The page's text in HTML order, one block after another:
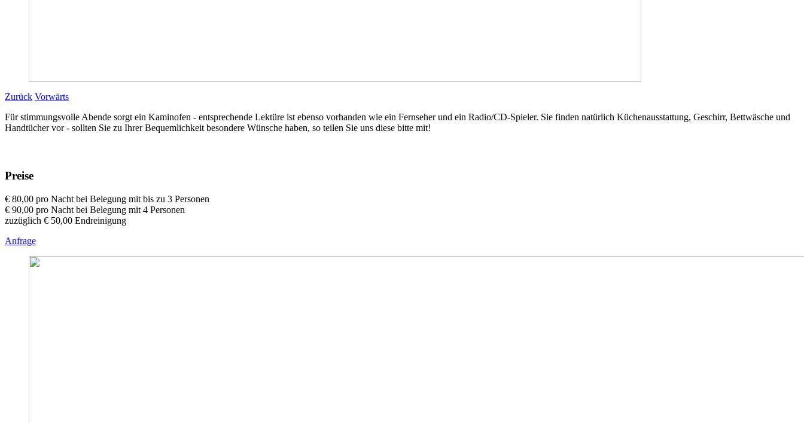
Zurück Vorwärts
Für stimmungsvolle Abende sorgt ein Kaminofen - entsprechende Lektüre ist ebenso vorhanden wie ein Fernseher und ein Radio/CD-Spieler. Sie finden natürlich Küchenausstattung, Geschirr, Bettwäsche und
Handtücher vor - sollten Sie zu Ihrer Bequemlichkeit besondere Wünsche haben, so teilen Sie uns diese bitte mit!
Preise
€ 80,00 pro Nacht bei Belegung mit bis zu 3 Personen
€ 90,00 pro Nacht bei Belegung mit 4 Personen
zuzüglich € 50,00 Endreinigung
Anfrage